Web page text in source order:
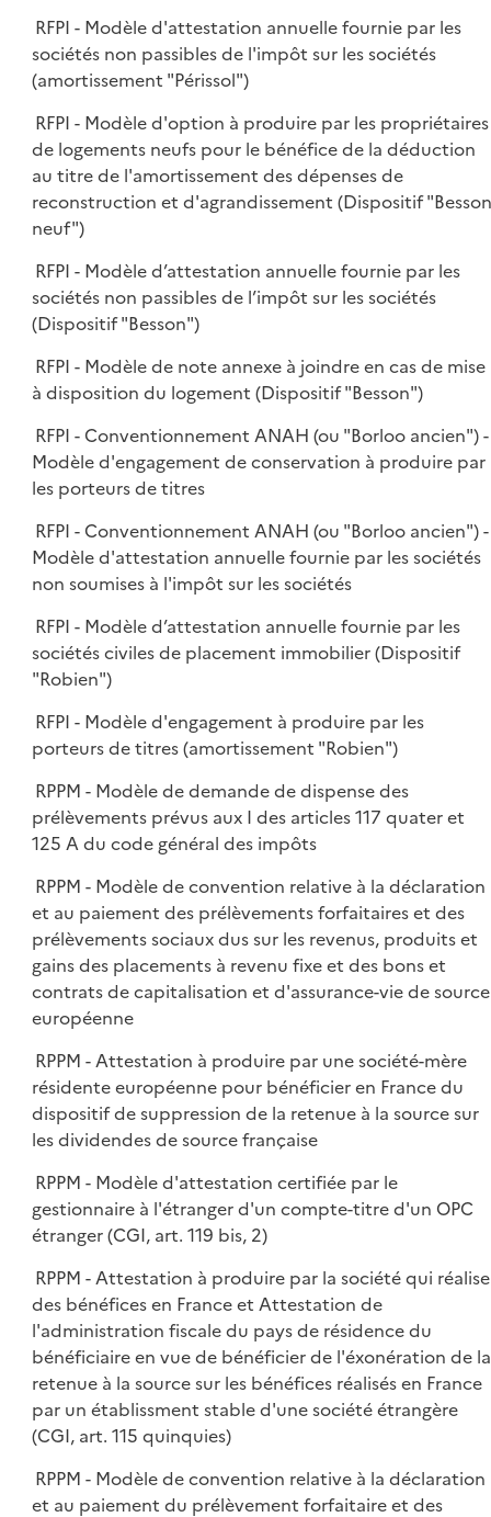
RFPI - Modèle d'attestation annuelle fournie par les
sociétés non passibles de l'impôt sur les sociétés
(amortissement "Périssol")
RFPI - Modèle d'option à produire par les propriétaires
de logements neufs pour le bénéfice de la déduction
au titre de l'amortissement des dépenses de
reconstruction et d'agrandissement (Dispositif "Besson
neuf")
RFPI - Modèle d’attestation annuelle fournie par les
sociétés non passibles de l’impôt sur les sociétés
(Dispositif "Besson")
RFPI - Modèle de note annexe à joindre en cas de mise
à disposition du logement (Dispositif "Besson")
RFPI - Conventionnement ANAH (ou "Borloo ancien") -
Modèle d'engagement de conservation à produire par
les porteurs de titres
RFPI - Conventionnement ANAH (ou "Borloo ancien") -
Modèle d'attestation annuelle fournie par les sociétés
non soumises à l'impôt sur les sociétés
RFPI - Modèle d’attestation annuelle fournie par les
sociétés civiles de placement immobilier (Dispositif
"Robien")
RFPI - Modèle d'engagement à produire par les
porteurs de titres (amortissement "Robien")
RPPM - Modèle de demande de dispense des
prélèvements prévus aux I des articles 117 quater et
125 A du code général des impôts
RPPM - Modèle de convention relative à la déclaration
et au paiement des prélèvements forfaitaires et des
prélèvements sociaux dus sur les revenus, produits et
gains des placements à revenu fixe et des bons et
contrats de capitalisation et d'assurance-vie de source
européenne
RPPM - Attestation à produire par une société-mère
résidente européenne pour bénéficier en France du
dispositif de suppression de la retenue à la source sur
les dividendes de source française
RPPM - Modèle d'attestation certifiée par le
gestionnaire à l'étranger d'un compte-titre d'un OPC
étranger (CGI, art. 119 bis, 2)
RPPM - Attestation à produire par la société qui réalise
des bénéfices en France et Attestation de
l'administration fiscale du pays de résidence du
bénéficiaire en vue de bénéficier de l'éxonération de la
retenue à la source sur les bénéfices réalisés en France
par un établissment stable d'une société étrangère
(CGI, art. 115 quinquies)
RPPM - Modèle de convention relative à la déclaration
et au paiement du prélèvement forfaitaire et des